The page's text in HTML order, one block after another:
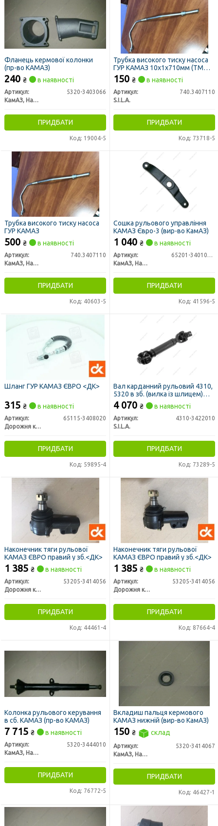
Фланець кермової колонки
(пр-во КАМАЗ)
240 ₴ в наявності
Артикул:
5320-3403066
КамАЗ, Набережные Челны
ПРИДБАТИ
Код: 19004-5
Трубка високого тиску насоса
ГУР КАМАЗ 10х1х710мм (ТМ
S.I.L.A.)
150 ₴ в наявності
Артикул:
740.3407110
S.I.L.A.
ПРИДБАТИ
Код: 73718-5
Трубка високого тиску насоса
ГУР КАМАЗ
500 ₴ в наявності
Артикул:
740.3407110
КамАЗ, Набережные Челны
ПРИДБАТИ
Код: 40603-5
Сошка рульового управління
КАМАЗ Євро-3 (вир-во КамАЗ)
1 040 ₴ в наявності
Артикул:
65201-3401090-10
КамАЗ, Набережные Челны
ПРИДБАТИ
Код: 41596-5
Шланг ГУР КАМАЗ ЄВРО <ДК>
315 ₴ в наявності
Артикул:
65115-3408020
Дорожня карта
ПРИДБАТИ
Код: 59895-4
Вал карданний рульовий 4310,
5320 в зб. (вилка із шлицем)
(S.I.L.A. AC)
4 070 ₴ в наявності
Артикул:
4310-3422010
S.I.L.A.
ПРИДБАТИ
Код: 73289-5
Наконечник тяги рульової
КАМАЗ ЄВРО правий у зб.<ДК>
1 385 ₴ в наявності
Артикул:
53205-3414056
Дорожня карта
ПРИДБАТИ
Код: 44461-4
Наконечник тяги рульової
КАМАЗ ЄВРО правий у зб.<ДК>
1 385 ₴ в наявності
Артикул:
53205-3414056
Дорожня карта
ПРИДБАТИ
Код: 87664-4
Колонка рульового керування
в сб. КАМАЗ (пр-во КАМАЗ)
7 715 ₴ в наявності
Артикул:
5320-3444010
КамАЗ, Набережные Челны
ПРИДБАТИ
Код: 76772-5
Вкладиш пальця кермового
КАМАЗ нижній (вир-во КамАЗ)
150 ₴ склад
Артикул:
5320-3414067
КамАЗ, Набережные Челны
ПРИДБАТИ
Код: 46427-1